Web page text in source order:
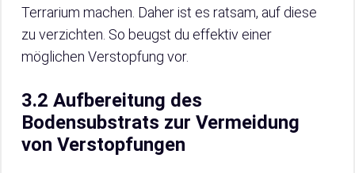
Terrarium machen. Daher ist es ratsam, auf diese
zu verzichten. So beugst du effektiv einer
möglichen Verstopfung vor.
3.2 Aufbereitung des
Bodensubstrats zur Vermeidung
von Verstopfungen